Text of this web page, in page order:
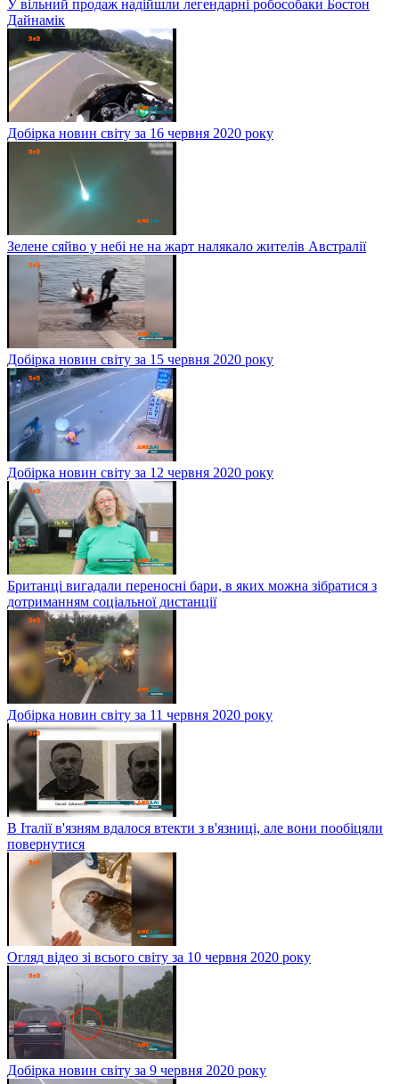
У вільний продаж надійшли легендарні робособаки Бостон
Дайнамік
Добірка новин світу за 16 червня 2020 року
Зелене сяйво у небі не на жарт налякало жителів Австралії
Добірка новин світу за 15 червня 2020 року
Добірка новин світу за 12 червня 2020 року
Британці вигадали переносні бари, в яких можна зібратися з
дотриманням соціальної дистанції
Добірка новин світу за 11 червня 2020 року
В Італії в'язням вдалося втекти з в'язниці, але вони пообіцяли
повернутися
Огляд відео зі всього світу за 10 червня 2020 року
Добірка новин світу за 9 червня 2020 року